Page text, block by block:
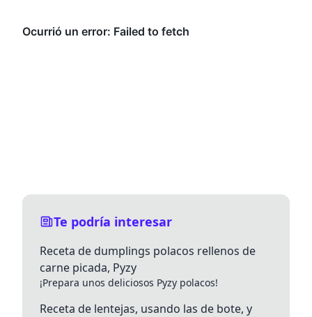
Te podría interesar
Receta de dumplings polacos rellenos de
carne picada, Pyzy
¡Prepara unos deliciosos Pyzy polacos!
Receta de lentejas, usando las de bote, y